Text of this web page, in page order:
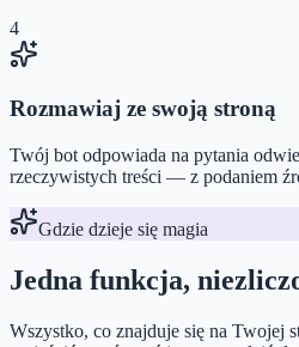
4
Rozmawiaj ze swoją stroną
Twój bot odpowiada na pytania
rzeczywistych treści — z podaniem
Gdzie dzieje się magia
Jedna funkcja,
Wszystko, co znajduje się na Twojej